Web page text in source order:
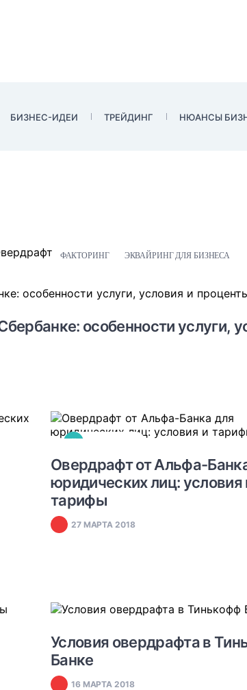
БИЗНЕС-ИДЕИ ТРЕЙДИНГ НЮАНСЫ
ФАКТОРИНГ ЭКВАЙРИНГ ДЛЯ БИЗНЕСА
особенности услуги,
#
Овердрафт от Альфа-
юридических лиц: условия
тарифы
27 МАРТА 2018
Условия овердрафта в
Банке
16 МАРТА 2018